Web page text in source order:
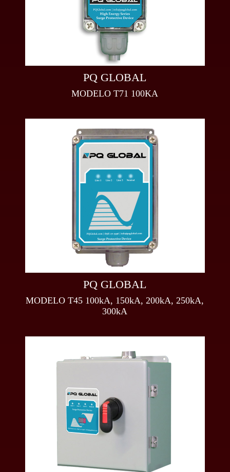
PQ GLOBAL
MODELO T71 100KA
PQ GLOBAL
MODELO T45 100kA, 150kA, 200kA, 250kA,
300kA